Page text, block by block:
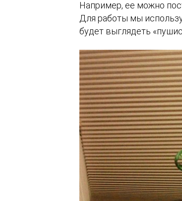
Например, ее можно
Для работы мы
будет выглядеть